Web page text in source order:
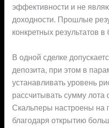
эффективности и не
доходности. Прошлые
конкретных результатов
В одной сделке
депозита, при этом в
устанавливать уровень
рассчитывать сумму лота
Скальперы настроены на
благодаря открытию